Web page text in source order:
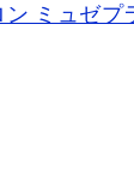
ミュゼプ